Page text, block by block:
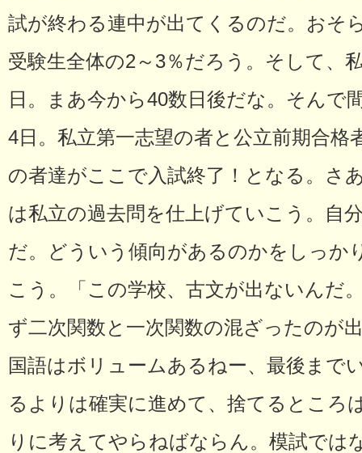
試が終わる連中が出てくるのだ。おそ
受験生全体の2～3％だろう。そして、
日。まあ今から40数日後だな。そんで
4日。私立第一志望の者と公立前期合格
の者達がここで入試終了！となる。さ
は私立の過去問を仕上げていこう。自
だ。どういう傾向があるのかをしっか
こう。「この学校、古文が出ないんだ
ず二次関数と一次関数の混ざったのが
国語はボリュームあるねー、最後まで
るよりは確実に進めて、捨てるとこ
りに考えてやらねばならん。模試では